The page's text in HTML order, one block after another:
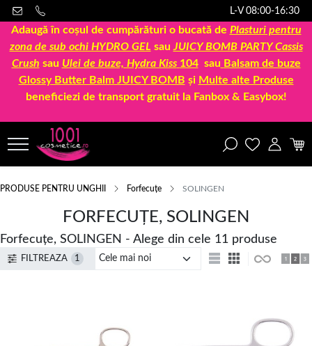
L-V 08:00-16:30
Adaugă în coșul de cumpărături o bucată de Plasturi pentru
zona de sub ochi HYDRO GEL sau JUICY BOMB PARTY Cassis
Crush sau Ulei de buze, Hydra Kiss 104sau Balsam de buze
Glossy Butter Balm JUICY BOMB și Multe alte Produse
beneficiezi de transport gratuit la Fanbox & Easybox!
PRODUSE PENTRU UNGHII Forfecuțe SOLINGEN
FORFECUȚE, SOLINGEN
Forfecuțe, SOLINGEN - Alege din cele 11 produse
FILTREAZA 1